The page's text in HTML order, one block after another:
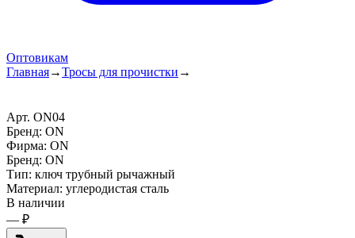
Оптовикам
Главная→Тросы для прочистки →
Арт. ON04
Бренд: ON
Фирма: ON
Бренд: ON
Тип: ключ трубный рычажный
Материал: углеродистая сталь
В наличии
— ₽